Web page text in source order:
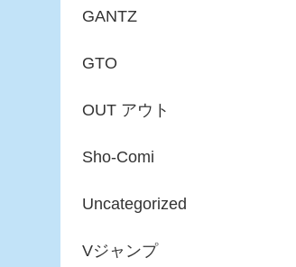
GANTZ
GTO
OUT アウト
Sho-Comi
Uncategorized
Vジャンプ